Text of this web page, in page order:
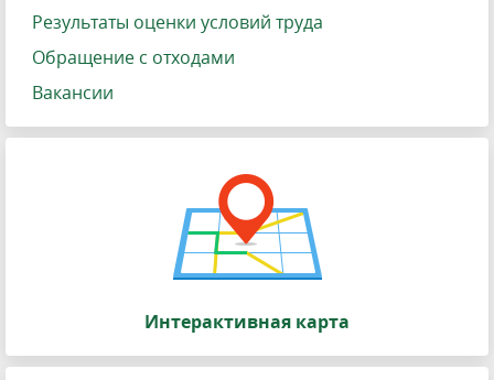
Результаты оценки условий труда
Обращение с отходами
Вакансии
Интерактивная карта